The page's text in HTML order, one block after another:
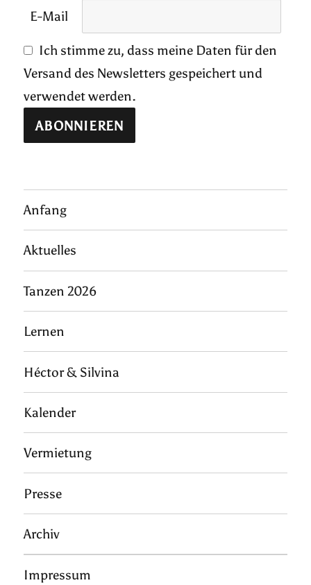
E-Mail
Ich stimme zu, dass meine Daten für den
Versand des Newsletters gespeichert und
verwendet werden.
Anfang
Aktuelles
Tanzen 2026
Lernen
Héctor & Silvina
Kalender
Vermietung
Presse
Archiv
Impressum